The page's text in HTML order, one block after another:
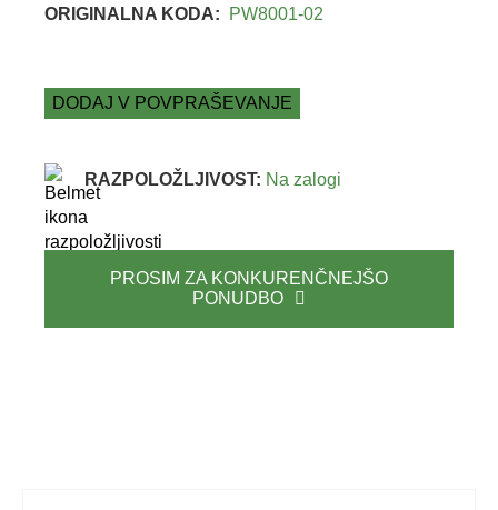
ORIGINALNA KODA:
PW8001-02
DODAJ V POVPRAŠEVANJE
RAZPOLOŽLJIVOST: Na zalogi
PROSIM ZA KONKURENČNEJŠO
PONUDBO